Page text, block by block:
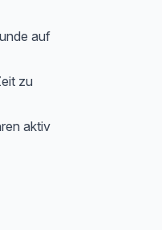
auf
zu
aktiv